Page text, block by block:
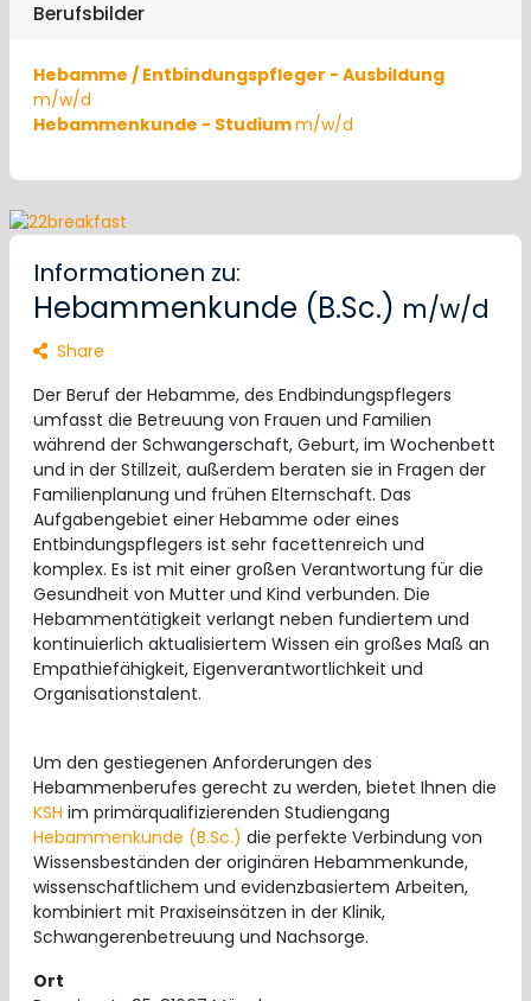
Berufsbilder
Hebamme / Entbindungspfleger - Ausbildung
m/w/d
Hebammenkunde - Studiumm/w/d
Informationen zu:
Hebammenkunde (B.Sc.) m/w/d
Share
Der Beruf der Hebamme, des Endbindungspflegers
umfasst die Betreuung von Frauen und Familien
während der Schwangerschaft, Geburt, im Wochenbett
und in der Stillzeit, außerdem beraten sie in Fragen der
Familienplanung und frühen Elternschaft. Das
Aufgabengebiet einer Hebamme oder eines
Entbindungspflegers ist sehr facettenreich und
komplex. Es ist mit einer großen Verantwortung für die
Gesundheit von Mutter und Kind verbunden. Die
Hebammentätigkeit verlangt neben fundiertem und
kontinuierlich aktualisiertem Wissen ein großes Maß an
Empathiefähigkeit, Eigenverantwortlichkeit und
Organisationstalent.
Um den gestiegenen Anforderungen des
Hebammenberufes gerecht zu werden, bietet Ihnen die
KSH im primärqualifizierenden Studiengang
Hebammenkunde (B.Sc.) die perfekte Verbindung von
Wissensbeständen der originären Hebammenkunde,
wissenschaftlichem und evidenzbasiertem Arbeiten,
kombiniert mit Praxiseinsätzen in der Klinik,
Schwangerenbetreuung und Nachsorge.
Ort